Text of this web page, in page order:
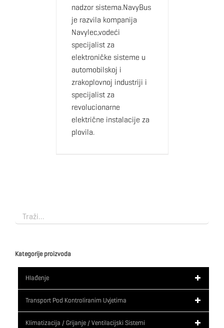
nadzor sistema.NavyBus
je razvila kompanija
Navylec,vodeći
specijalist za
elektroničke sisteme u
automobilskoj i
zrakoplovnoj industriji i
specijalist za
revolucionarne
električne instalacije za
plovila.
Kategorije proizvoda
Hlađenje
Transport Pod Kontroliranim Uvjetima
Klimatizacija / Grijanje / Ventilacijski Sistemi